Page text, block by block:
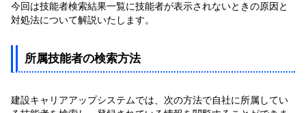
今回は技能者検索結果一覧に技能者が表示されないときの原因と
対処法について解説いたします。
所属技能者の検索方法
建設キャリアアップシステムでは、次の方法で自社に所属してい